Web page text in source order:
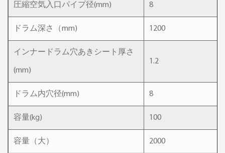
圧縮空気入口パイプ径(mm) 8
ドラム深さ（mm) 1200
インナードラム穴あきシート厚さ
(mm)
1.2
ドラム内穴径(mm) 8
容量(kg) 100
容量（大） 2000